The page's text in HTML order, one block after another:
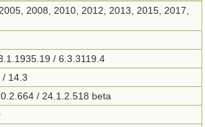
2008, 2010, 2012, 2013, 2015, 2017,
/ 6.3.3119.4
/ 14.3
/ 24.1.2.518 beta